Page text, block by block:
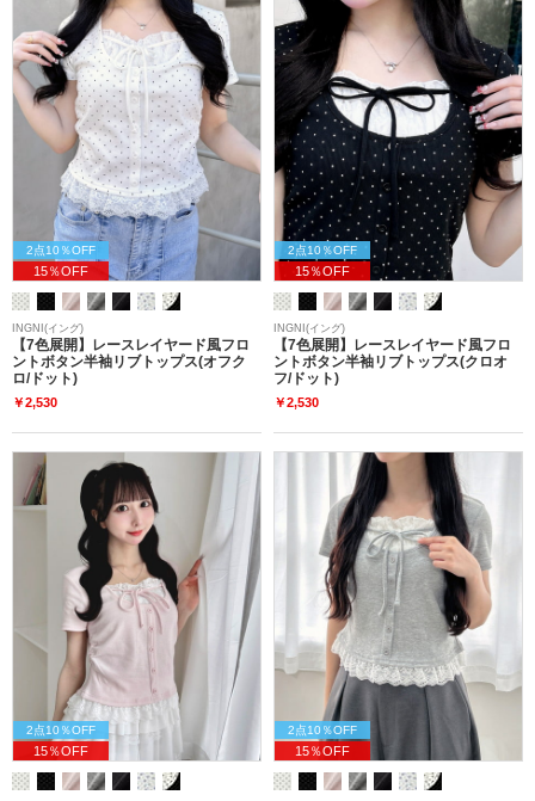
2点10％OFF
15％OFF
INGNI(イング)
【7色展開】レースレイヤード風フロ
ントボタン半袖リブトップス(オフク
ロ/ドット)
￥2,530
2点10％OFF
15％OFF
INGNI(イング)
【7色展開】レースレイヤード風フロ
ントボタン半袖リブトップス(クロオ
フ/ドット)
￥2,530
2点10％OFF
15％OFF
2点10％OFF
15％OFF